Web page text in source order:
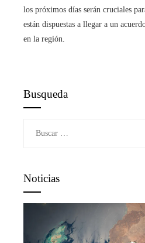
los próximos días serán cruciales
están dispuestas a llegar a un
en la región.
Busqueda
Noticias